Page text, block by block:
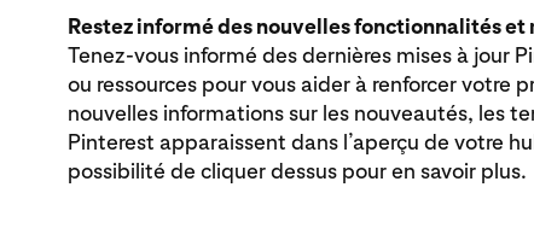
Restez informé des nouvelles fonctionnalités et
Tenez-vous informé des dernières mises à jour
ou ressources pour vous aider à renforcer votre
nouvelles informations sur les nouveautés, les
Pinterest apparaissent dans l’aperçu de votre
possibilité de cliquer dessus pour en savoir plus.